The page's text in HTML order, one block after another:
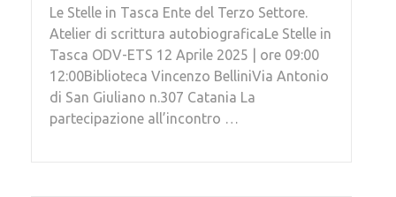
Le Stelle in Tasca Ente del Terzo Settore.
Atelier di scrittura autobiograficaLe Stelle in
Tasca ODV-ETS 12 Aprile 2025 | ore 09:00
12:00Biblioteca Vincenzo BelliniVia Antonio
di San Giuliano n.307 Catania La
partecipazione all’incontro …